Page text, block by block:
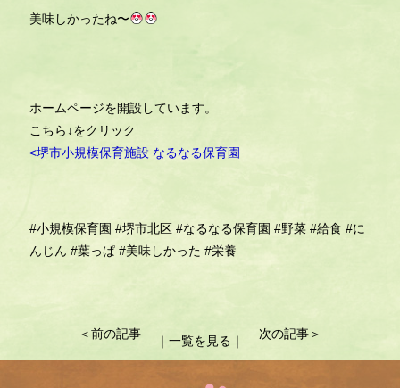
美味しかったね〜
ホームページを開設しています。
こちら↓をクリック
<堺市小規模保育施設 なるなる保育園
#小規模保育園 #堺市北区 #なるなる保育園 #野菜 #給食 #に
んじん #葉っぱ #美味しかった #栄養
稿
＜前の記事 次の記事＞
｜一覧を見る｜